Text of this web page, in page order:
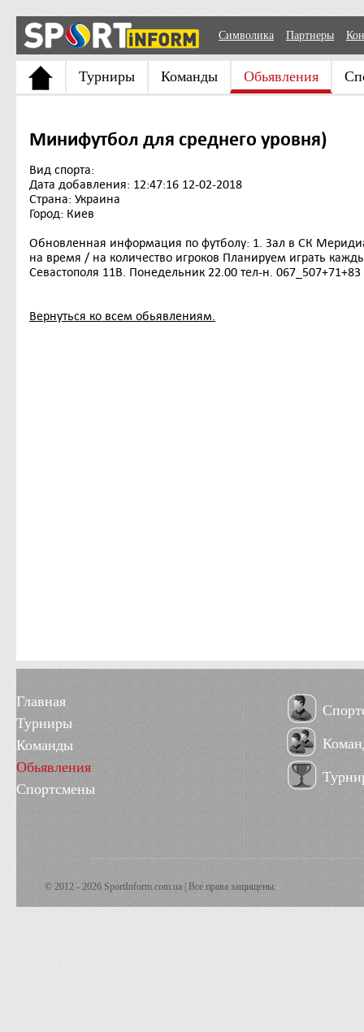
Символика Партнеры
Турниры Команды Обьявления
Минифутбол для среднего уровня)
Вид спорта:
Дата добавления: 12:47:16 12-02-2018
Страна: Украина
Город: Киев
Обновленная информация по футболу: 1. Зал в СК
на время / на количество игроков Планируем играть
Севастополя 11В. Понедельник 22.00 тел-н. 067_507+71+83
Вернуться ко всем обьявлениям.
Главная
Турниры
Команды
Обьявления
Спортсмены
© 2012 - 2026 SportInform.com.ua | Все права защищены.